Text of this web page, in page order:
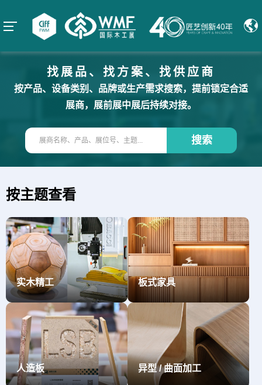
找展品、找方案、找供应商
按产品、设备类别、品牌或生产需求搜索，提前锁定合适
展商，展前展中展后持续对接。
搜索
按主题查看
实木精工 板式家具
人造板 异型 / 曲面加工